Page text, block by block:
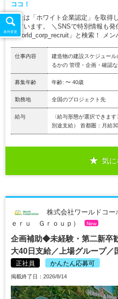
ココ！
当社は「ホワイト企業認定」を取得
しています。 ＼SNSで特別情報も
「world_corp_recruit」と検索！ メ
仕事内容
建造物の建設スケジュー
るかの 管理・企画・確認
募集年齢 年齢: 〜 40歳
勤務地 全国のプロジェクト先
給与
〈給与形態が選択できま
別途支給） 首都圏：月給
気に
株式会社ワールドコー
ｅｒｕ Ｇｒｏｕｐ）
New
企画補助◆未経験・第二新卒
大40日支給／上場グループ
正社員 かんたん応募可
掲載終了日：2026/8/14
条件変更